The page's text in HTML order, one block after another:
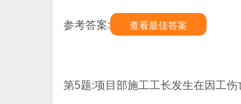
参考答案: 查看最佳答案
第5题:项目部施工工长发生在因工伤